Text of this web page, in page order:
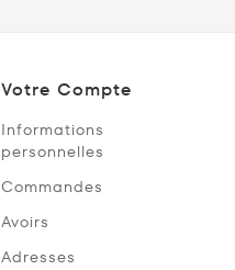
Votre Compte
Informations
personnelles
Commandes
Avoirs
Adresses